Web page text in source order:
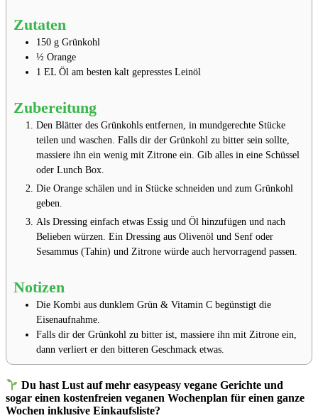
Zutaten
150 g Grünkohl
½ Orange
1 EL Öl am besten kalt gepresstes Leinöl
Zubereitung
Den Blätter des Grünkohls entfernen, in mundgerechte Stücke
teilen und waschen. Falls dir der Grünkohl zu bitter sein sollte,
massiere ihn ein wenig mit Zitrone ein. Gib alles in eine Schüssel
oder Lunch Box.
Die Orange schälen und in Stücke schneiden und zum Grünkohl
geben.
Als Dressing einfach etwas Essig und Öl hinzufügen und nach
Belieben würzen.⁣⁣ Ein Dressing aus Olivenöl und Senf oder
Sesammus (Tahin) und Zitrone würde auch hervorragend passen.⁣
Notizen
Die Kombi aus dunklem Grün & Vitamin C begünstigt die
Eisenaufnahme.⁣⁣
Falls dir der Grünkohl zu bitter ist, massiere ihn mit Zitrone ein,
dann verliert er den bitteren Geschmack etwas.⁣
Du hast Lust auf mehr easypeasy vegane Gerichte und
sogar einen kostenfreien veganen Wochenplan für einen ganze
Wochen inklusive Einkaufsliste?